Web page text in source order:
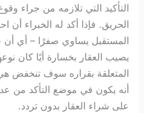
التأكيد التي تلازمه من جراء
الحريق. فإذا أكد له الخبراء
المستقبل يساوي صفرًا – أي
يصيب العقار بخسارة أيًا كان
المتعلقة بقراره سوف تنخفض
أنه يكون في موضع التأكد من
على شراء العقار بدون تردد.